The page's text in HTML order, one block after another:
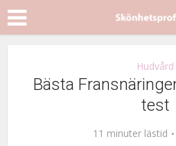
Hudvård
Bästa
test
11 minuter lästid